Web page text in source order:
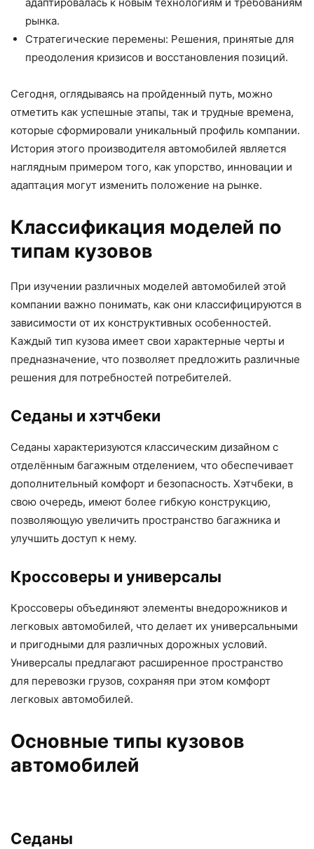
рынка.
Стратегические перемены: Решения, принятые для
преодоления кризисов и восстановления позиций.
Сегодня, оглядываясь на пройденный путь, можно
отметить как успешные этапы, так и трудные времена,
которые сформировали уникальный профиль компании.
История этого производителя автомобилей является
наглядным примером того, как упорство, инновации и
адаптация могут изменить положение на рынке.
Классификация моделей по
типам кузовов
При изучении различных моделей автомобилей этой
компании важно понимать, как они классифицируются в
зависимости от их конструктивных особенностей.
Каждый тип кузова имеет свои характерные черты и
предназначение, что позволяет предложить различные
решения для потребностей потребителей.
Седаны и хэтчбеки
Седаны характеризуются классическим дизайном с
отделённым багажным отделением, что обеспечивает
дополнительный комфорт и безопасность. Хэтчбеки, в
свою очередь, имеют более гибкую конструкцию,
позволяющую увеличить пространство багажника и
улучшить доступ к нему.
Кроссоверы и универсалы
Кроссоверы объединяют элементы внедорожников и
легковых автомобилей, что делает их универсальными
и пригодными для различных дорожных условий.
Универсалы предлагают расширенное пространство
для перевозки грузов, сохраняя при этом комфорт
легковых автомобилей.
Основные типы кузовов
автомобилей
Седаны